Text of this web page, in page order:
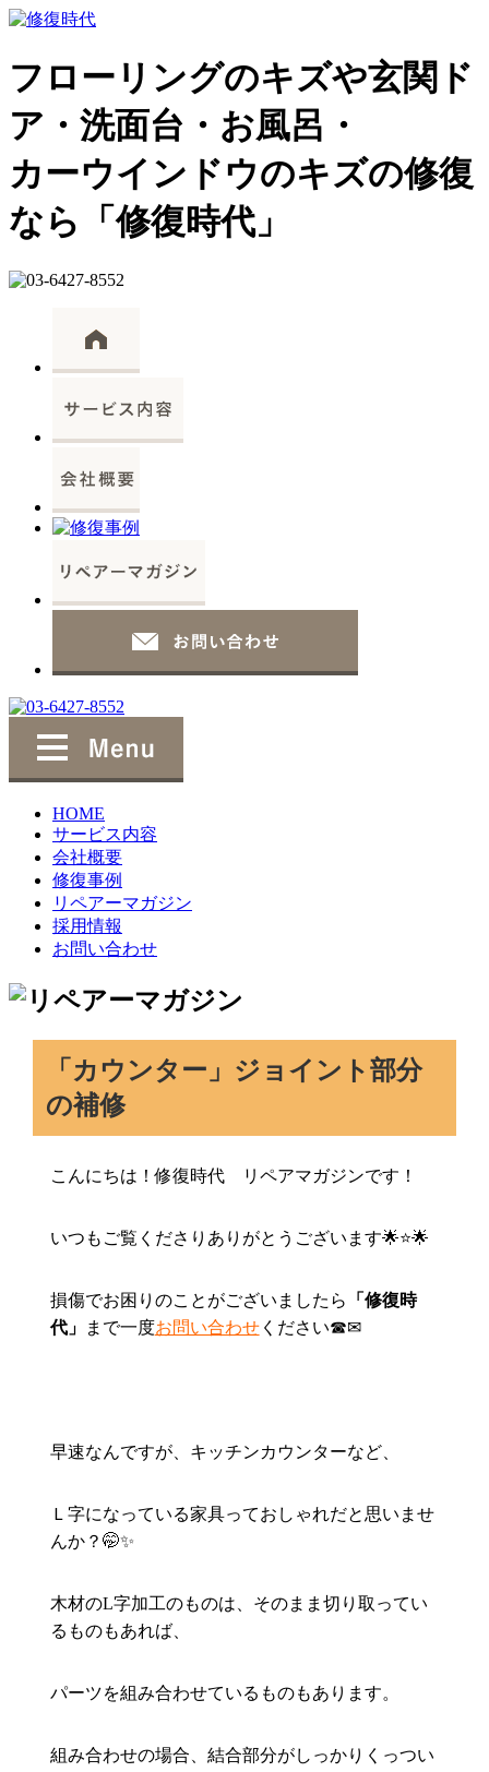
フローリングのキズや玄関ド
ア・洗面台・お風呂・
カーウインドウのキズの修復
なら「修復時代」
HOME
サービス内容
会社概要
修復事例
リペアーマガジン
採用情報
お問い合わせ
「カウンター」ジョイント部分
の補修
こんにちは！修復時代 リペアマガジンです！
いつもご覧くださりありがとうございます🌟⭐🌟
損傷でお困りのことがございましたら 「修復時
代」
まで一度お問い合わせください☎✉
早速なんですが、キッチンカウンターなど、
Ｌ字になっている家具っておしゃれだと思いませ
んか？🤭✨
木材のL字加工のものは、そのまま切り取ってい
るものもあれば、
パーツを組み合わせているものもあります。
組み合わせの場合、結合部分がしっかりくっつい